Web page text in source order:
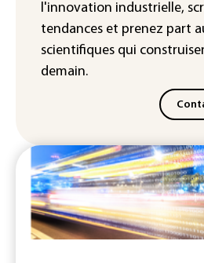
France
l'innovation industrielle,
tendances et prenez part
scientifiques qui
demain.